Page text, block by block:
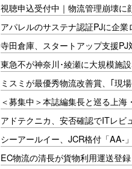
視聴申込受付中｜物流管理崩壊
アパレルのサステナ認証PJに企業
寺田倉庫、スタートアップ支援PJ
東急不が神奈川･綾瀬に大規模施
ミスミが最優秀物流改善賞、｢現
＜募集中＞本誌編集長と巡る上海
アドテクニカ、安否確認でITレビ
シーアールイー、JCR格付「AA-
EC物流の清長が貨物利用運送登録